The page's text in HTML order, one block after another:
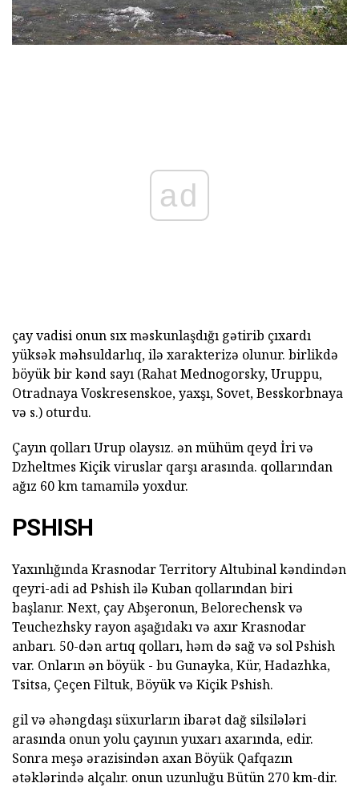
ad
çay vadisi onun sıx məskunlaşdığı gətirib çıxardı
yüksək məhsuldarlıq, ilə xarakterizə olunur. birlikdə
böyük bir kənd sayı (Rahat Mednogorsky, Uruppu,
Otradnaya Voskresenskoe, yaxşı, Sovet, Besskorbnaya
və s.) oturdu.
Çayın qolları Urup olaysız. ən mühüm qeyd İri və
Dzheltmes Kiçik viruslar qarşı arasında. qollarından
ağız 60 km tamamilə yoxdur.
PSHISH
Yaxınlığında Krasnodar Territory Altubinal kəndindən
qeyri-adi ad Pshish ilə Kuban qollarından biri
başlanır. Next, çay Abşeronun, Belorechensk və
Teuchezhsky rayon aşağıdakı və axır Krasnodar
anbarı. 50-dən artıq qolları, həm də sağ və sol Pshish
var. Onların ən böyük - bu Gunayka, Kür, Hadazhka,
Tsitsa, Çeçen Filtuk, Böyük və Kiçik Pshish.
gil və əhəngdaşı süxurların ibarət dağ silsilələri
arasında onun yolu çayının yuxarı axarında, edir.
Sonra meşə ərazisindən axan Böyük Qafqazın
ətəklərində alçalır. onun uzunluğu Bütün 270 km-dir.